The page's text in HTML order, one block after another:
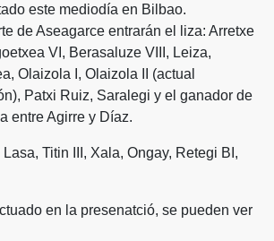
este mediodía en Bilbao.
de Aseagarce entrarán el liza: Arretxe
VI, Berasaluze VIII, Leiza,
Olaizola I, Olaizola II (actual
Patxi Ruiz, Saralegi y el ganador de
entre Agirre y Díaz.
Titin III, Xala, Ongay, Retegi BI,
en la presenatció, se pueden ver